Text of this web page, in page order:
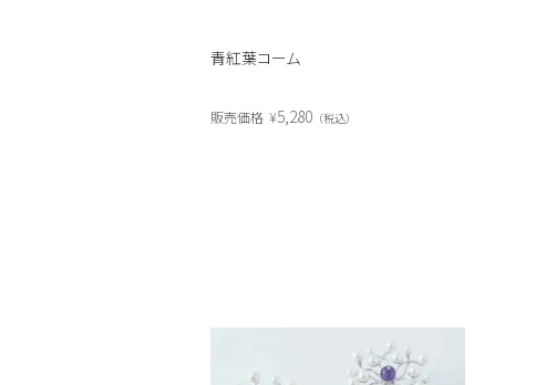
青紅葉コーム
販売価格 ¥5,280 税込